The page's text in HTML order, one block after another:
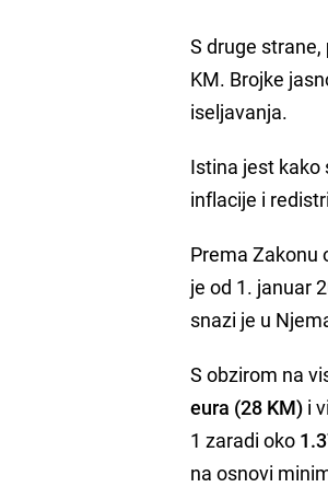
S druge strane,
KM. Brojke
iseljavanja.
Istina jest kako
inflacije i
Prema Zakonu
je ​​od 1. januar
snazi ​​je u
S obzirom na
eura (28 KM) i
1 zaradi oko
na osnovi